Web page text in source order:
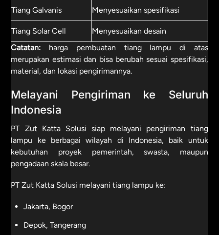
Tiang Galvanis Menyesuaikan spesifikasi
Tiang Solar Cell
Menyesuaikan desain
Catatan: harga pembuatan tiang lampu di atas
merupakan estimasi dan bisa berubah sesuai spesifikasi,
material, dan lokasi pengirimannya.
Melayani Pengiriman ke Seluruh
Indonesia
PT Zut Katta Solusi siap melayani pengiriman tiang
lampu ke berbagai wilayah di Indonesia, baik untuk
kebutuhan proyek pemerintah, swasta, maupun
pengadaan skala besar.
PT Zut Katta Solusi melayani tiang lampu ke:
Jakarta, Bogor
Depok, Tangerang